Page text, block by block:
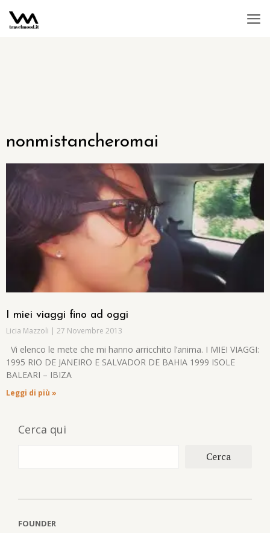
nonmistancheromai
I miei viaggi fino ad oggi
Licia Mazzoli 27 Novembre 2013
Vi elenco le mete che mi hanno arricchito l’anima. I MIEI VIAGGI:
1995 RIO DE JANEIRO E SALVADOR DE BAHIA 1999 ISOLE
BALEARI – IBIZA
Leggi di più »
Cerca qui
Cerca
FOUNDER